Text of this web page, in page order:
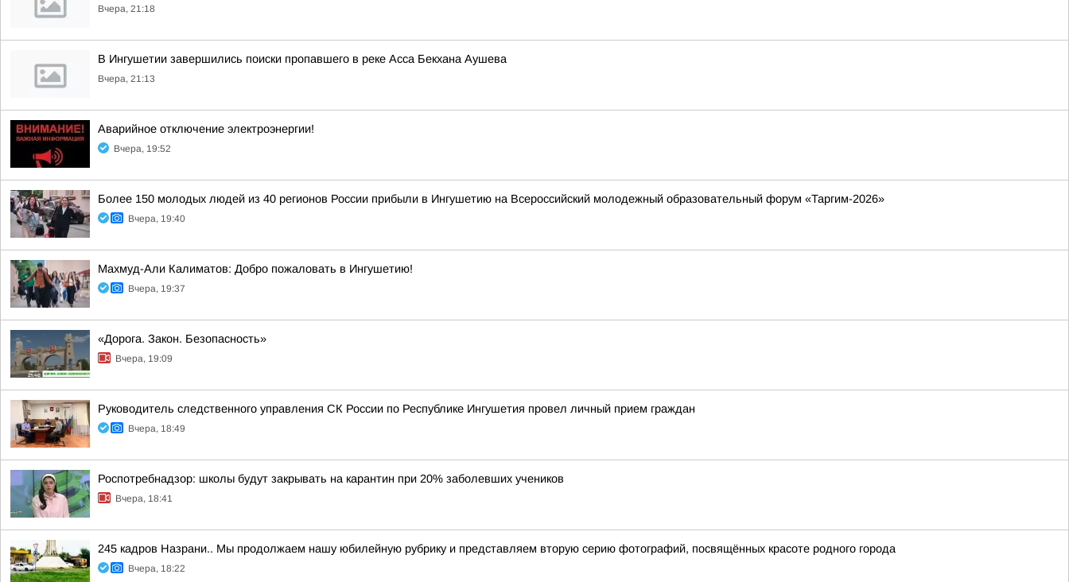
Вчера, 21:18
В Ингушетии завершились поиски пропавшего в реке Асса Бекхана Аушева
Вчера, 21:13
Аварийное отключение электроэнергии!
Вчера, 19:52
Более 150 молодых людей из 40 регионов России прибыли в Ингушетию на Всероссийский молодежный образовательный форум «Таргим-2026»
Вчера, 19:40
Махмуд-Али Калиматов: Добро пожаловать в Ингушетию!
Вчера, 19:37
«Дорога. Закон. Безопасность»
Вчера, 19:09
Руководитель следственного управления СК России по Республике Ингушетия провел личный прием граждан
Вчера, 18:49
Роспотребнадзор: школы будут закрывать на карантин при 20% заболевших учеников
Вчера, 18:41
245 кадров Назрани.. Мы продолжаем нашу юбилейную рубрику и представляем вторую серию фотографий, посвящённых красоте родного города
Вчера, 18:22